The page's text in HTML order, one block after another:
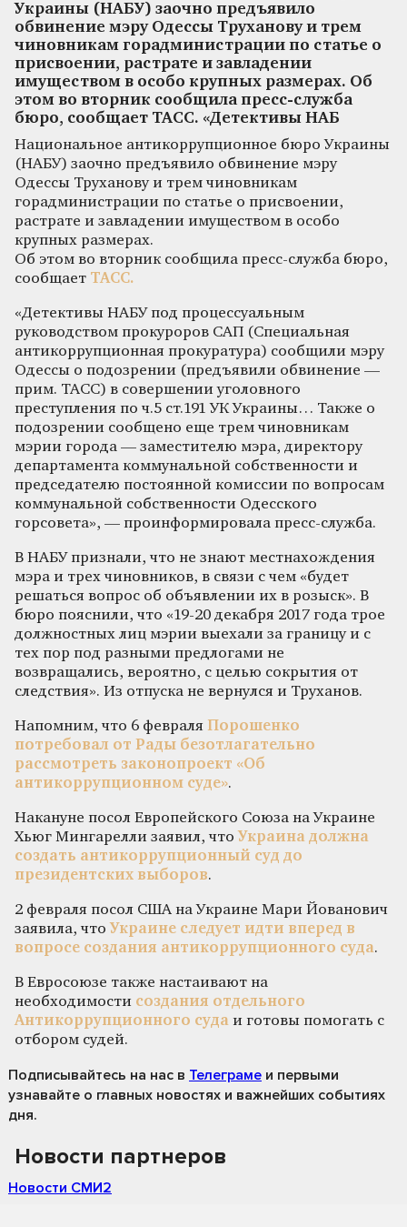
Украины (НАБУ) заочно предъявило
обвинение мэру Одессы Труханову и трем
чиновникам горадминистрации по статье о
присвоении, растрате и завладении
имуществом в особо крупных размерах. Об
этом во вторник сообщила пресс-служба
бюро, сообщает ТАСС. «Детективы НАБ
Национальное антикоррупционное бюро Украины
(НАБУ) заочно предъявило обвинение мэру
Одессы Труханову и трем чиновникам
горадминистрации по статье о присвоении,
растрате и завладении имуществом в особо
крупных размерах.
Об этом во вторник сообщила пресс-служба бюро,
сообщает ТАСС.
«Детективы НАБУ под процессуальным
руководством прокуроров САП (Специальная
антикоррупционная прокуратура) сообщили мэру
Одессы о подозрении (предъявили обвинение —
прим. ТАСС) в совершении уголовного
преступления по ч.5 ст.191 УК Украины… Также о
подозрении сообщено еще трем чиновникам
мэрии города — заместителю мэра, директору
департамента коммунальной собственности и
председателю постоянной комиссии по вопросам
коммунальной собственности Одесского
горсовета», — проинформировала пресс-служба.
В НАБУ признали, что не знают местнахождения
мэра и трех чиновников, в связи с чем «будет
решаться вопрос об объявлении их в розыск». В
бюро пояснили, что «19-20 декабря 2017 года трое
должностных лиц мэрии выехали за границу и с
тех пор под разными предлогами не
возвращались, вероятно, с целью сокрытия от
следствия». Из отпуска не вернулся и Труханов.
Напомним, что 6 февраля Порошенко
потребовал от Рады безотлагательно
рассмотреть законопроект «Об
антикоррупционном суде».
Накануне посол Европейского Союза на Украине
Хьюг Мингарелли заявил, что Украина должна
создать антикоррупционный суд до
президентских выборов.
2 февраля посол США на Украине Мари Йованович
заявила, что Украине следует идти вперед в
вопросе создания антикоррупционного суда.
В Евросоюзе также настаивают на
необходимости создания отдельного
Антикоррупционного суда и готовы помогать с
отбором судей.
Подписывайтесь на нас в Телеграме и первыми
узнавайте о главных новостях и важнейших событиях
дня.
Новости партнеров
Новости СМИ2